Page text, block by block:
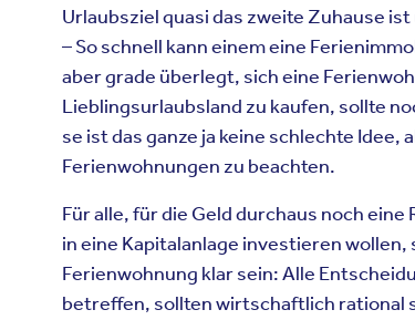
Urlaubsziel quasi das zweite Zuhause
– So schnell kann einem eine
aber grade überlegt, sich eine
Lieblingsurlaubsland zu kaufen, sollte
se ist das ganze ja keine schlechte
Ferienwohnungen zu beachten.
Für alle, für die Geld durchaus noch
in eine Kapitalanlage investieren
Ferienwohnung klar sein: Alle
betreffen, sollten wirtschaftlich rational